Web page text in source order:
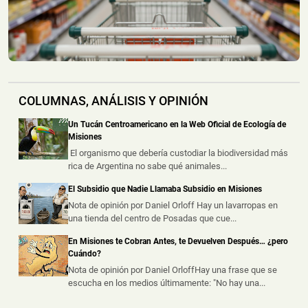
📅 6 ago 2026
Un hombre de 34 años fue detenido este jueves en
Campo Grande, acusado de robar ...
Motocicleta e Impactar contra un Barranco en Santa
Ana
Dos personas resultaron heridas este jueves por la tarde
Terminó Despistando en Posadas
📅 6 ago 2026
Un automóvil protagonizó un despiste este jueves al
mediodía sobre la Ruta Nacio...
COLUMNAS, ANÁLISIS Y OPINIÓN
Un Tucán Centroamericano en la Web Oficial de Ecología de
Misiones
El organismo que debería custodiar la biodiversidad más
rica de Argentina no sabe qué animales...
El Subsidio que Nadie Llamaba Subsidio en Misiones
Nota de opinión por Daniel Orloff Hay un lavarropas en
una tienda del centro de Posadas que cue...
En Misiones te Cobran Antes, te Devuelven Después… ¿pero
Cuándo?
Nota de opinión por Daniel OrloffHay una frase que se
escucha en los medios últimamente: "No hay una...